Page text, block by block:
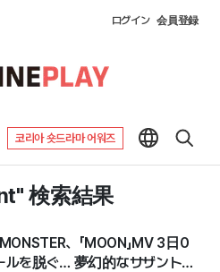
ログイン 会員登録
코리아 숏드라마 어워즈
検索結果
、「MOON」MV 3日0
ルを脱ぐ… 夢幻的なサザントラ